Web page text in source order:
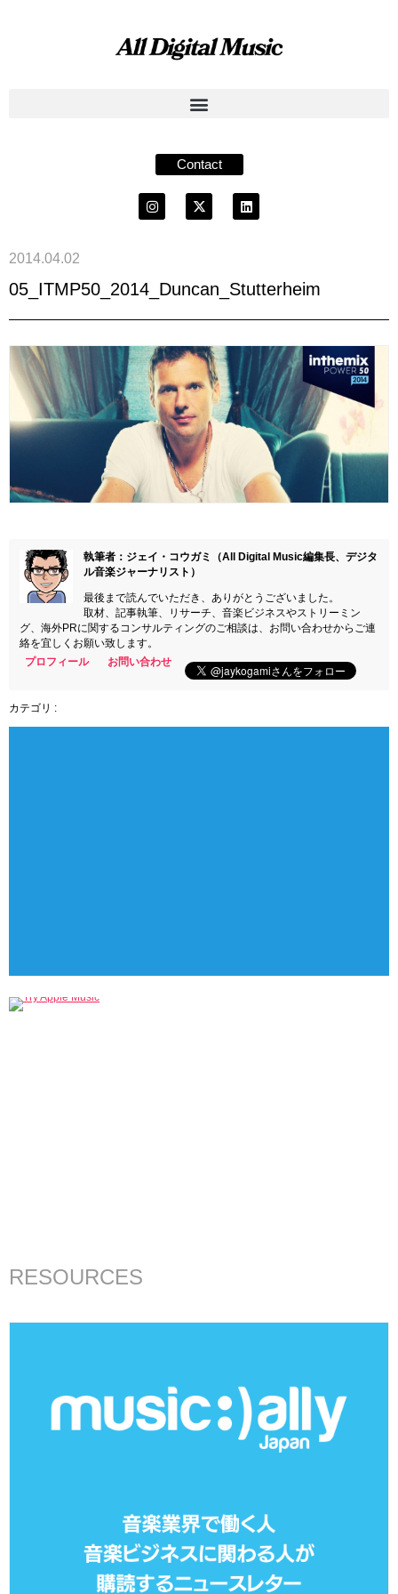
Contact
2014.04.02
05_ITMP50_2014_Duncan_Stutterheim
執筆者：ジェイ・コウガミ（All Digital Music編集長、デジタ
ル音楽ジャーナリスト）
最後まで読んでいただき、ありがとうございました。
取材、記事執筆、リサーチ、音楽ビジネスやストリーミン
グ、海外PRに関するコンサルティングのご相談は、お問い合わせからご連
絡を宜しくお願い致します。
プロフィール
お問い合わせ
カテゴリ :
RESOURCES